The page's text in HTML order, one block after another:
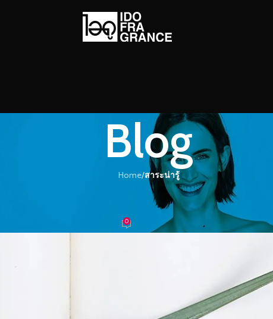
Blog
Home/สาระน่ารู้
หญ้าแฝกแปรรูปต่อยอดของดีเมืองไทย
0